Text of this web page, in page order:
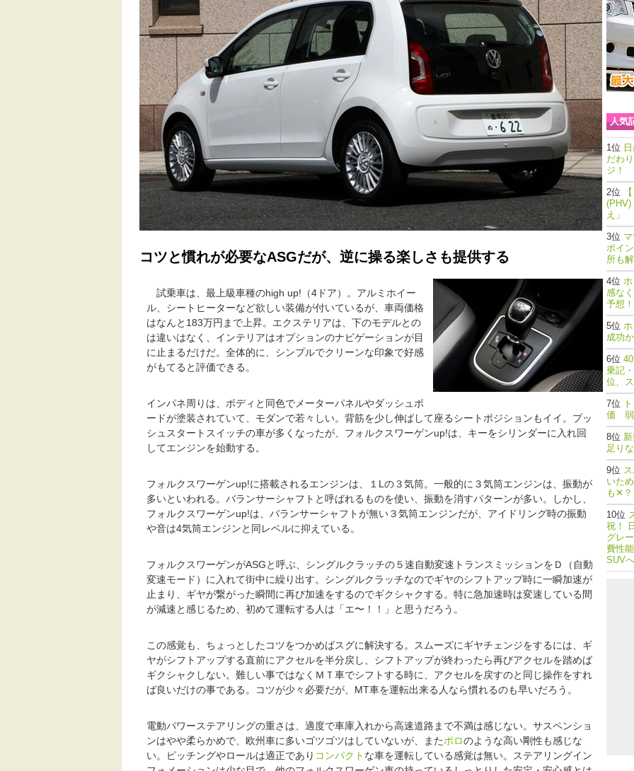
コツと慣れが必要なASGだが、逆に操る楽しさも提供する
試乗車は、最上級車種のhigh up!（4ドア）。アルミホイー
ル、シートヒーターなど欲しい装備が付いているが、車両価格
はなんと183万円まで上昇。エクステリアは、下のモデルとの
は違いはなく、インテリアはオプションのナビゲーションが目
に止まるだけだ。全体的に、シンプルでクリーンな印象で好感
がもてると評価できる。
インパネ周りは、ボディと同色でメーターパネルやダッシュボ
ードが塗装されていて、モダンで若々しい。背筋を少し伸ばして座るシートポジションもイイ。プッ
シュスタートスイッチの車が多くなったが、フォルクスワーゲンup!は、キーをシリンダーに入れ回
してエンジンを始動する。
フォルクスワーゲンup!に搭載されるエンジンは、１Lの３気筒。一般的に３気筒エンジンは、振動が
多いといわれる。バランサーシャフトと呼ばれるものを使い、振動を消すパターンが多い。しかし、
フォルクスワーゲンup!は、バランサーシャフトが無い３気筒エンジンだが、アイドリング時の振動
や音は4気筒エンジンと同レベルに抑えている。
フォルクスワーゲンがASGと呼ぶ、シングルクラッチの５速自動変速トランスミッションをＤ（自動
変速モード）に入れて街中に繰り出す。シングルクラッチなのでギヤのシフトアップ時に一瞬加速が
止まり、ギヤが繋がった瞬間に再び加速をするのでギクシャクする。特に急加速時は変速している間
が減速と感じるため、初めて運転する人は「エ〜！！」と思うだろう。
この感覚も、ちょっとしたコツをつかめばスグに解決する。スムーズにギヤチェンジをするには、ギ
ヤがシフトアップする直前にアクセルを半分戻し、シフトアップが終わったら再びアクセルを踏めば
ギクシャクしない。難しい事ではなくＭＴ車でシフトする時に、アクセルを戻すのと同じ操作をすれ
ば良いだけの事である。コツが少々必要だが、MT車を運転出来る人なら慣れるのも早いだろう。
電動パワーステアリングの重さは、適度で車庫入れから高速道路まで不満は感じない。サスペンショ
ンはやや柔らかめで、欧州車に多いゴツゴツはしていないが、またポロのような高い剛性も感じな
い。ピッチングやロールは適正であり コンパクト な車を運転している感覚は無い。ステアリングイン
人気
だわ
ジ！
(PHV)
え」
ポイ
所も
感な
予想！
成功
乗記
位、
価 弱
足り
いた
も✕？
祝！
グレ
費性
SUV